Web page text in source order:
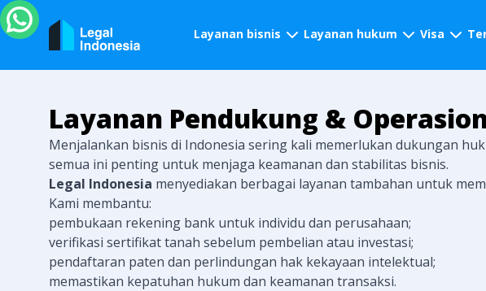
Layanan bisnis Layanan hukum Visa
Layanan Pendukung &
Menjalankan bisnis di Indonesia sering kali memerlukan dukungan
semua ini penting untuk menjaga keamanan dan stabilitas bisnis.
Legal Indonesia menyediakan berbagai layanan tambahan untuk
Kami membantu:
pembukaan rekening bank untuk individu dan perusahaan;
verifikasi sertifikat tanah sebelum pembelian atau investasi;
pendaftaran paten dan perlindungan hak kekayaan intelektual;
memastikan kepatuhan hukum dan keamanan transaksi.